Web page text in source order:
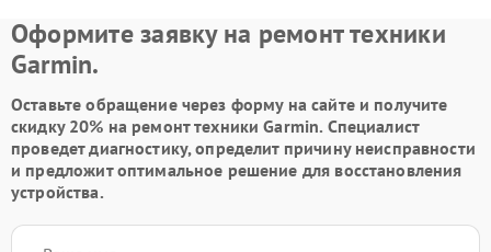
Оформите заявку на ремонт техники
Garmin.
Оставьте обращение через форму на сайте и получите
скидку 20% на ремонт техники Garmin. Специалист
проведет диагностику, определит причину неисправности
и предложит оптимальное решение для восстановления
устройства.